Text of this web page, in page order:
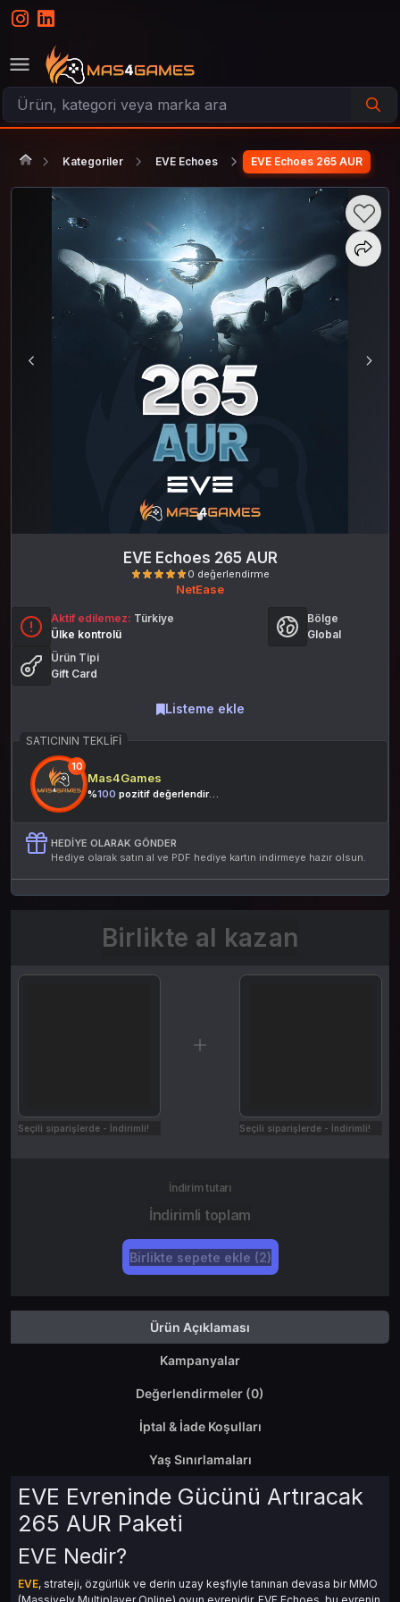
Kategoriler EVE Echoes EVE Echoes 265 AUR
EVE Echoes 265 AUR
0 değerlendirme
NetEase
Aktif edilemez: Türkiye
Ülke kontrolü
Bölge
Global
Ürün Tipi
Gift Card
Listeme ekle
SATICININ TEKLIFI
10
Mas4Games
%100 pozitif değerlendirme
HEDIYE OLARAK GÖNDER
Hediye olarak satın al ve PDF hediye kartın indirmeye hazır olsun.
Birlikte al kazan
Seçili siparişlerde - İndirimli! Seçili siparişlerde - İndirimli!
İndirim tutarı
İndirimli toplam
Birlikte sepete ekle (2)
Ürün Açıklaması
Kampanyalar
Değerlendirmeler (0)
İptal & İade Koşulları
Yaş Sınırlamaları
EVE Evreninde Gücünü Artıracak
265 AUR Paketi
EVE Nedir?
EVE, strateji, özgürlük ve derin uzay keşfiyle tanınan devasa bir MMO